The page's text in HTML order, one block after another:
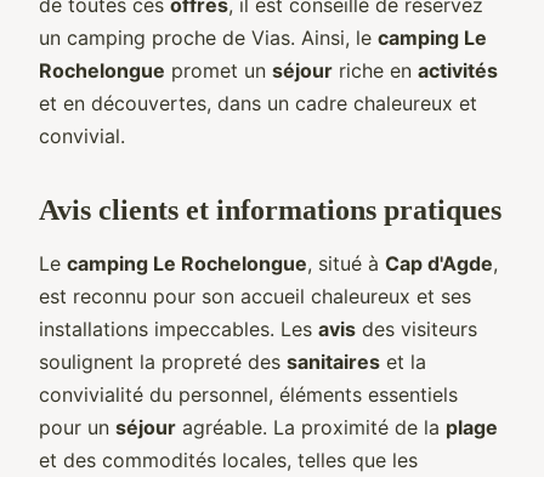
un camping proche de Vias. Ainsi, le camping Le
Rochelongue promet un séjour riche en activités
et en découvertes, dans un cadre chaleureux et
convivial.
Avis clients et informations pratiques
Le camping Le Rochelongue, situé à Cap d'Agde,
est reconnu pour son accueil chaleureux et ses
installations impeccables. Les avis des visiteurs
soulignent la propreté des sanitaires et la
convivialité du personnel, éléments essentiels
pour un séjour agréable. La proximité de la plage
et des commodités locales, telles que les